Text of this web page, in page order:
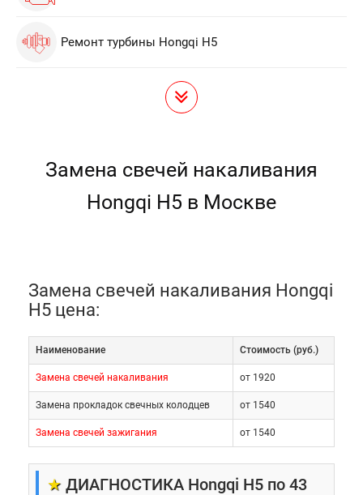
Ремонт турбины Hongqi H5
Замена свечей накаливания
Hongqi H5 в Москве
Замена свечей накаливания Hongqi
H5 цена:
Наименование Cтоимость (руб.)
Замена свечей накаливания от 1920
Замена прокладок свечных колодцев от 1540
Замена свечей зажигания от 1540
★ ДИАГНОСТИКА Hongqi H5 по 43